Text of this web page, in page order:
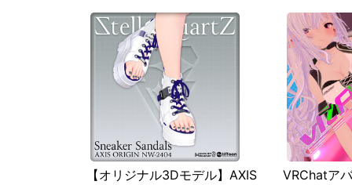
【オリジナル3Dモデル】AXIS
VRChatア